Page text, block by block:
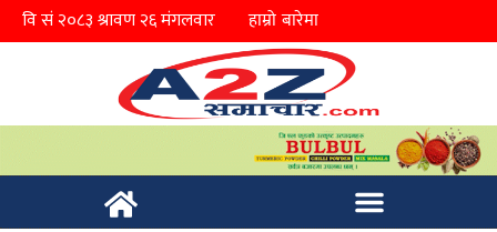
हाम्रो बारेमा